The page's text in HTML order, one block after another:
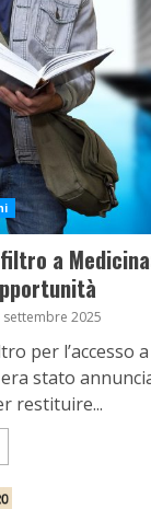
a
settembre 2025
per l’accesso
stato
restituire...